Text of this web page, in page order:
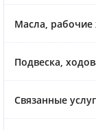
Масла,
Подвеска,
Связанные